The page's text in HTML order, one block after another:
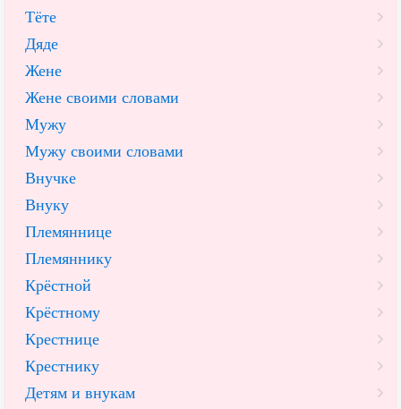
Тёте
Дяде
Жене
Жене своими словами
Мужу
Мужу своими словами
Внучке
Внуку
Племяннице
Племяннику
Крёстной
Крёстному
Крестнице
Крестнику
Детям и внукам